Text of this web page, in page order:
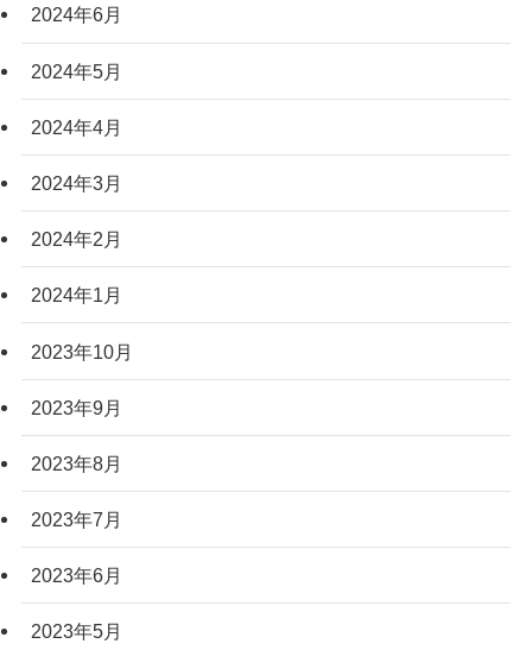
2024年6月
2024年5月
2024年4月
2024年3月
2024年2月
2024年1月
2023年10月
2023年9月
2023年8月
2023年7月
2023年6月
2023年5月